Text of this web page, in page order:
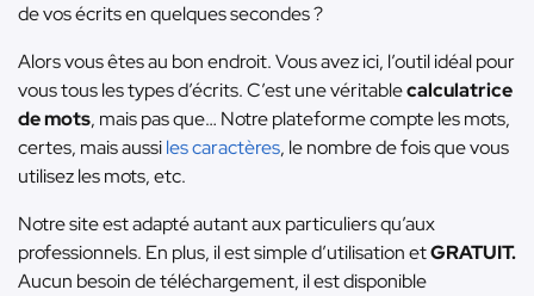
de vos écrits en quelques secondes ?
Alors vous êtes au bon endroit. Vous avez ici, l’outil idéal pour
vous tous les types d’écrits. C’est une véritablecalculatrice
de mots, mais pas que… Notre plateforme compte les mots,
certes, mais aussiles caractères, le nombre de fois que vous
utilisez les mots, etc.
Notre site est adapté autant aux particuliers qu’aux
professionnels. En plus, il est simple d’utilisation etGRATUIT.
Aucun besoin de téléchargement, il est disponible